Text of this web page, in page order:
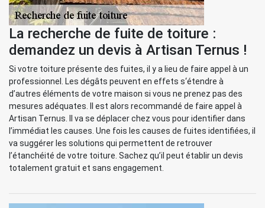
La recherche de fuite de toiture :
demandez un devis à Artisan Ternus !
Si votre toiture présente des fuites, il y a lieu de faire appel à un
professionnel. Les dégâts peuvent en effets s‘étendre à
d’autres éléments de votre maison si vous ne prenez pas des
mesures adéquates. Il est alors recommandé de faire appel à
Artisan Ternus. Il va se déplacer chez vous pour identifier dans
l’immédiat les causes. Une fois les causes de fuites identifiées, il
va suggérer les solutions qui permettent de retrouver
l’étanchéité de votre toiture. Sachez qu’il peut établir un devis
totalement gratuit et sans engagement.